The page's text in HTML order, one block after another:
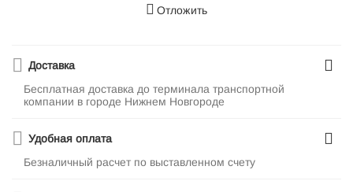
Отложить
Доставка
Бесплатная доставка до терминала транспортной
компании в городе Нижнем Новгороде
Удобная оплата
Безналичный расчет по выставленном счету